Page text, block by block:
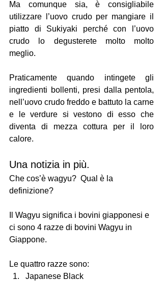
Ma comunque sia, è consigliabile
utilizzare l’uovo crudo per mangiare il
piatto di Sukiyaki perché con l’uovo
crudo lo degusterete molto molto
meglio.
Praticamente quando intingete gli
ingredienti bollenti, presi dalla pentola,
nell’uovo crudo freddo e battuto la carne
e le verdure si vestono di esso che
diventa di mezza cottura per il loro
calore.
Una notizia in più.
Che cos’è wagyu?  Qual è la
definizione?
Il Wagyu significa i bovini giapponesi e
ci sono 4 razze di bovini Wagyu in
Giappone.
Le quattro razze sono:
Japanese Black